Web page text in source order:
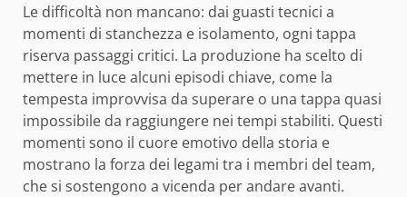
Le difficoltà non mancano: dai guasti tecnici a
momenti di stanchezza e isolamento, ogni tappa
riserva passaggi critici. La produzione ha scelto di
mettere in luce alcuni episodi chiave, come la
tempesta improvvisa da superare o una tappa quasi
impossibile da raggiungere nei tempi stabiliti. Questi
momenti sono il cuore emotivo della storia e
mostrano la forza dei legami tra i membri del team,
che si sostengono a vicenda per andare avanti.